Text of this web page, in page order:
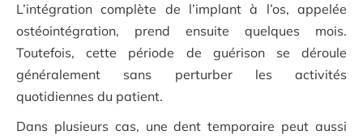
L’intégration complète de l’implant à l’os, appelée
ostéointégration, prend ensuite quelques mois.
Toutefois, cette période de guérison se déroule
généralement sans perturber les activités
quotidiennes du patient.
Dans plusieurs cas, une dent temporaire peut aussi